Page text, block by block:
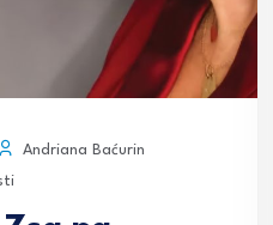
Andriana Baćurin